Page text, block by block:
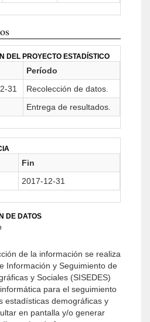
DEL PROYECTO ESTADÍSTICO
Período
31
Recolección de datos.
Entrega de resultados.
Fin
2017-12-31
DE DATOS
de la información se realiza
Información y Seguimiento de
y Sociales (SISEDES)
para el seguimiento
estadísticas demográficas y
en pantalla y/o generar